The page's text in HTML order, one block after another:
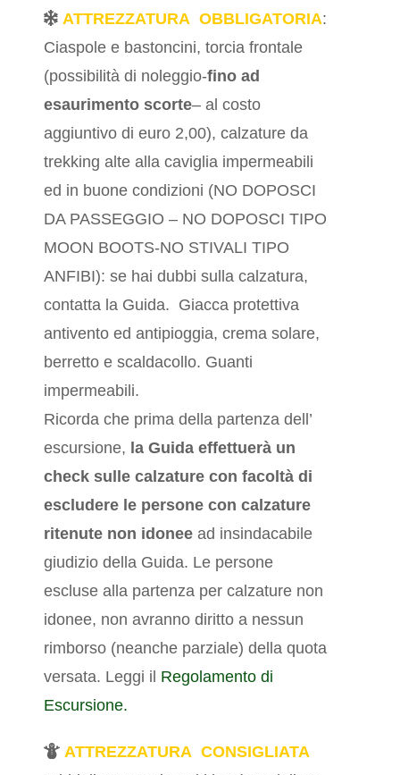
ATTREZZATURA OBBLIGATORIA:
Ciaspole e bastoncini, torcia frontale
(possibilità di noleggio-fino ad
esaurimento scorte– al costo
aggiuntivo di euro 2,00), calzature da
trekking alte alla caviglia impermeabili
ed in buone condizioni (NO DOPOSCI
DA PASSEGGIO – NO DOPOSCI TIPO
MOON BOOTS-NO STIVALI TIPO
ANFIBI): se hai dubbi sulla calzatura,
contatta la Guida. Giacca protettiva
antivento ed antipioggia, crema solare,
berretto e scaldacollo. Guanti
impermeabili.
Ricorda che prima della partenza dell’
escursione, la Guida effettuerà un
check sulle calzature con facoltà di
escludere le persone con calzature
ritenute non idonee ad insindacabile
giudizio della Guida. Le persone
escluse alla partenza per calzature non
idonee, non avranno diritto a nessun
rimborso (neanche parziale) della quota
versata. Leggi il Regolamento di
Escursione.
ATTREZZATURA CONSIGLIATA